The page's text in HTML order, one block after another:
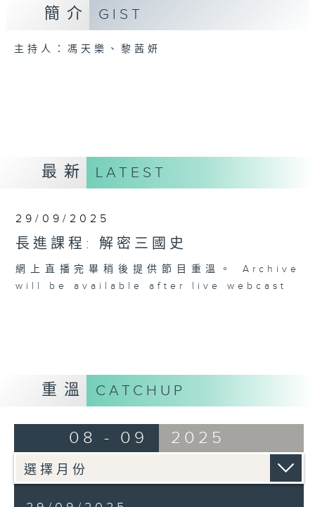
簡介 GIST
主持人：馮天樂、黎茜妍
最新 LATEST
29/09/2025
長進課程: 解密三國史
網上直播完畢稍後提供節目重溫。 Archive
will be available after live webcast
重溫 CATCHUP
08 - 09 2025